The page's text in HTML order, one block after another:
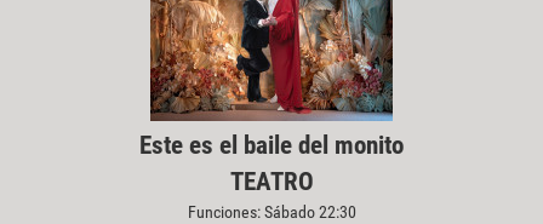
Este es el baile del monito
TEATRO
Funciones: Sábado 22:30